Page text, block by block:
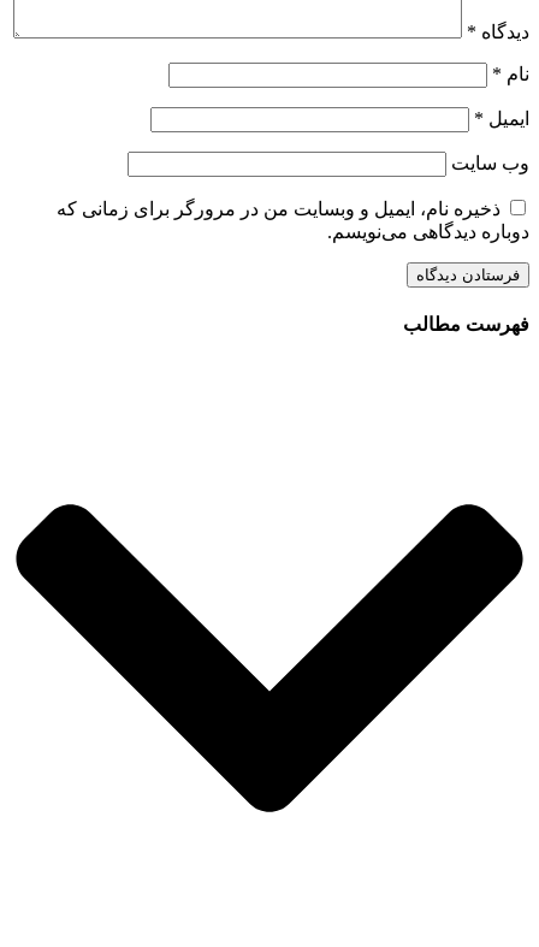
دیدگاه *
نام *
ایمیل *
وب‌ سایت
ذخیره نام، ایمیل و وبسایت من در مرورگر برای زمانی که
دوباره دیدگاهی می‌نویسم.
فهرست مطالب